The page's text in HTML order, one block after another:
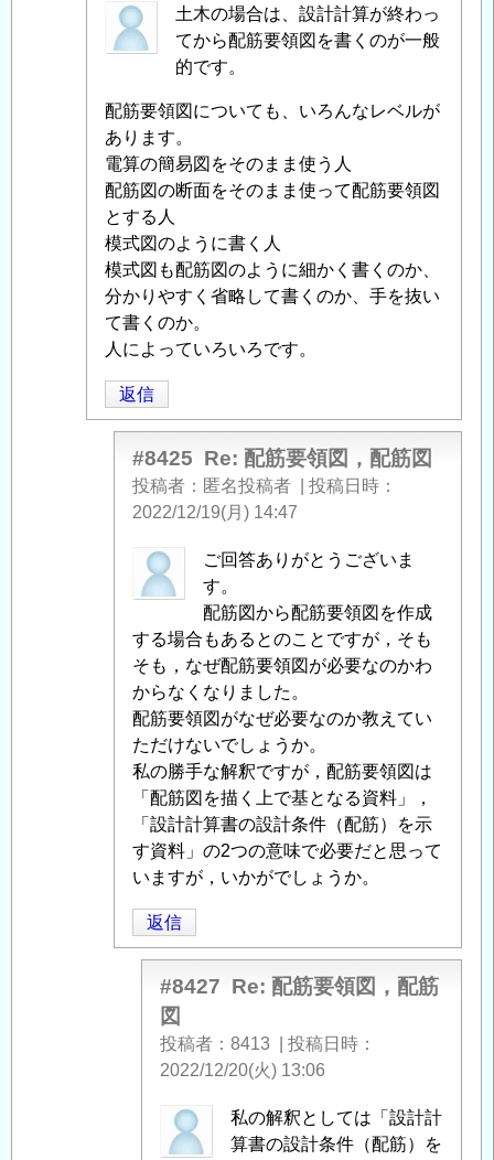
匿
名
者
に
よ
る
「 Re:
配
筋
要
領
図，
配
筋
図」
土木の場合は、設計計算が終わっ
てから配筋要領図を書くのが一般
的です。
配筋要領図についても、いろんなレベルが
あります。
電算の簡易図をそのまま使う人
配筋図の断面をそのまま使って配筋要領図
とする人
模式図のように書く人
模式図も配筋図のように細かく書くのか、
分かりやすく省略して書くのか、手を抜い
て書くのか。
人によっていろいろです。
返信
#8425 Re: 配筋要領図，配筋図
投稿者 匿名投稿者
投稿日時
2022/12/19(月) 14:47
匿
名
稿
者
に
よ
る
「Re:
配
筋
要
領
配
筋
」
ご回答ありがとうございま
す。
配筋図から配筋要領図を作成
する場合もあるとのことですが，そも
そも，なぜ配筋要領図が必要なのかわ
からなくなりました。
配筋要領図がなぜ必要なのか教えてい
ただけないでしょうか。
私の勝手な解釈ですが，配筋要領図は
「配筋図を描く上で基となる資料」，
「設計計算書の設計条件（配筋）を示
す資料」の2つの意味で必要だと思って
いますが，いかがでしょうか。
返信
#8427 Re: 配筋要領図，配筋
図
投稿者 8413
投稿日時
2022/12/20(火) 13:06
匿
名
私の解釈としては「設計計
算書の設計条件（配筋）を